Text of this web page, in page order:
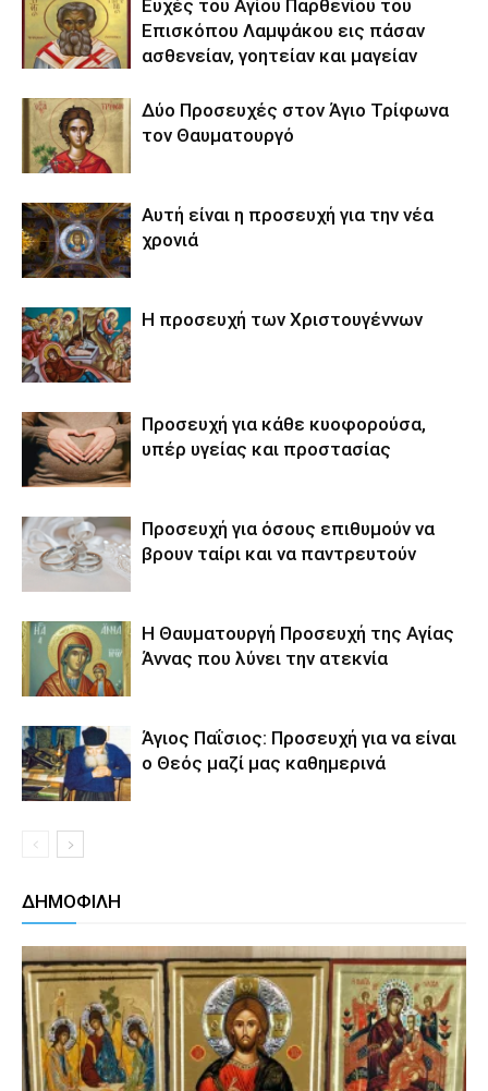
Ευχές του Αγίου Παρθενίου του
Επισκόπου Λαμψάκου εις πάσαν
ασθενείαν, γοητείαν και μαγείαν
Δύο Προσευχές στον Άγιο Τρίφωνα
τον Θαυματουργό
Αυτή είναι η προσευχή για την νέα
χρονιά
Η προσευχή των Χριστουγέννων
Προσευχή για κάθε κυοφορούσα,
υπέρ υγείας και προστασίας
Προσευχή για όσους επιθυμούν να
βρουν ταίρι και να παντρευτούν
Η Θαυματουργή Προσευχή της Αγίας
Άννας που λύνει την ατεκνία
Άγιος Παΐσιος: Προσευχή για να είναι
ο Θεός μαζί μας καθημερινά
ΔΗΜΟΦΙΛΗ